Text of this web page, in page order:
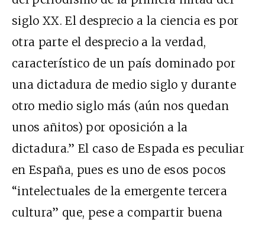
siglo XX. El desprecio a la ciencia es por
otra parte el desprecio a la verdad,
característico de un país dominado por
una dictadura de medio siglo y durante
otro medio siglo más (aún nos quedan
unos añitos) por oposición a la
dictadura.” El caso de Espada es peculiar
en España, pues es uno de esos pocos
“intelectuales de la emergente tercera
cultura” que, pese a compartir buena